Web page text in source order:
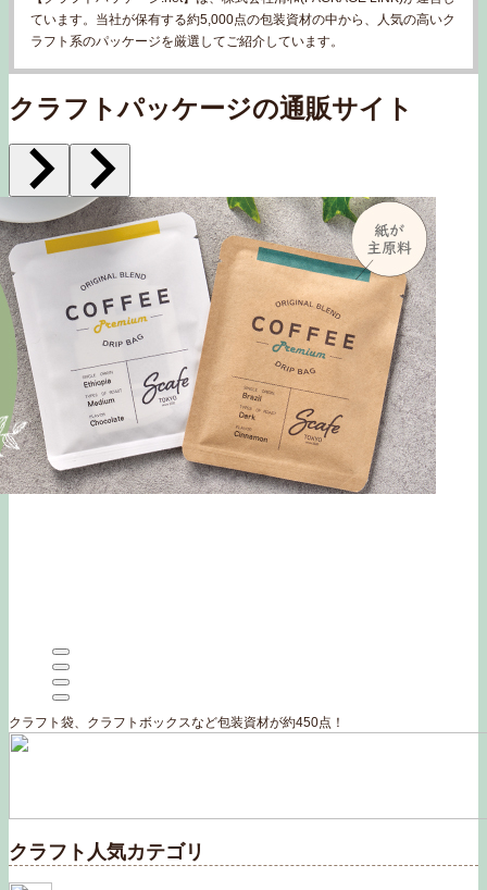
ています。当社が保有する約5,000点の包装資材の中から、人気の高いク
ラフト系のパッケージを厳選してご紹介しています。
クラフトパッケージの通販サイト
クラフト袋、クラフトボックスなど包装資材が約450点！
クラフト人気カテゴリ